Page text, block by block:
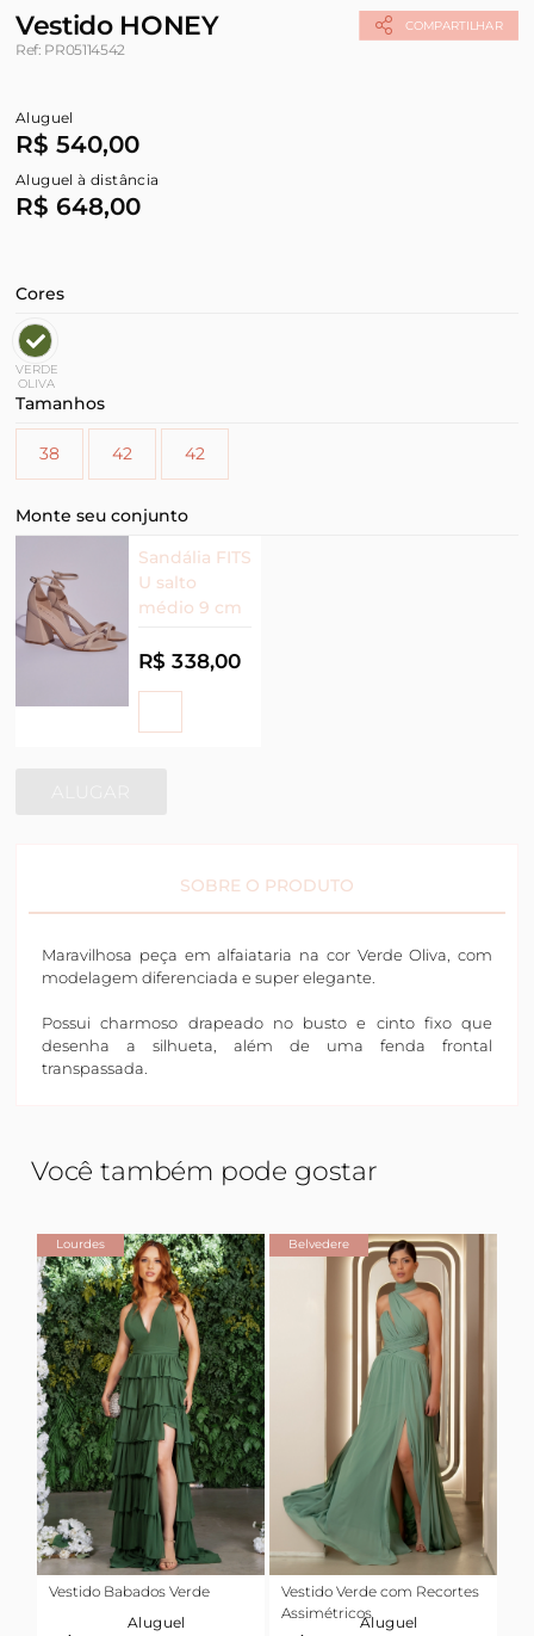
COMPARTILHAR
Vestido HONEY
Ref: PR05114542
Aluguel
R$ 540,00
Aluguel à distância
R$ 648,00
Cores
VERDE
OLIVA
Tamanhos
38 42 42
Monte seu conjunto
Sandália FITS
U salto
médio 9 cm
R$ 338,00
SOBRE O PRODUTO
Maravilhosa peça em alfaiataria na cor Verde Oliva, com
modelagem diferenciada e super elegante.
Possui charmoso drapeado no busto e cinto fixo que
desenha a silhueta, além de uma fenda frontal
transpassada.
Você também pode gostar
Lourdes
Vestido Babados Verde
Aluguel
Belvedere
Vestido Verde com Recortes
Assimétricos
Aluguel